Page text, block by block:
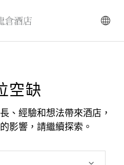
空缺
、經驗和想法帶來酒店，
影響，請繼續探索。